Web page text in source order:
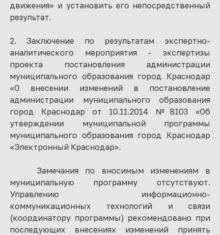
движения» и установить его непосредственный
результат.
2. Заключение по результатам экспертно-
аналитического мероприятия - экспертизы
проекта постановления администрации
муниципального образования город Краснодар
«О внесении изменений в постановление
администрации муниципального образования
город Краснодар от 10.11.2014 №8103 «Об
утверждении муниципальной программы
муниципального образования город Краснодар
«Электронный Краснодар».
Замечания по вносимым изменениям в
муниципальную программу отсутствуют.
Управлению информационно-
коммуникационных технологий и связи
(координатору программы) рекомендовано при
последующих внесениях изменений принять